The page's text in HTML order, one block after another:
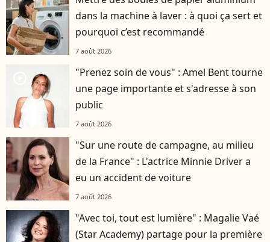
dans la machine à laver : à quoi ça sert et
pourquoi c’est recommandé
7 août 2026
"Prenez soin de vous" : Amel Bent tourne
une page importante et s'adresse à son
public
7 août 2026
"Sur une route de campagne, au milieu
de la France" : L'actrice Minnie Driver a
eu un accident de voiture
7 août 2026
"Avec toi, tout est lumière" : Magalie Vaé
(Star Academy) partage pour la première